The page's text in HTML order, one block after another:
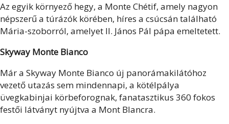
Az egyik környező hegy, a Monte Chétif, amely nagyon
népszerű a túrázók körében, híres a csúcsán található
Mária-szoborról, amelyet II. János Pál pápa emeltetett.
Skyway Monte Bianco
Már a Skyway Monte Bianco új panorámakilátóhoz
vezető utazás sem mindennapi, a kötélpálya
üvegkabinjai körbeforognak, fanatasztikus 360 fokos
festői látványt nyújtva a Mont Blancra.